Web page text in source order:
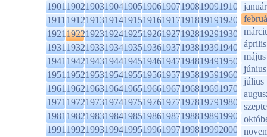
1901190219031904190519061907190819091910
1911191219131914191519161917191819191920
1921192219231924192519261927192819291930
1931193219331934193519361937193819391940
1941194219431944194519461947194819491950
1951195219531954195519561957195819591960
1961196219631964196519661967196819691970
1971197219731974197519761977197819791980
1981198219831984198519861987198819891990
1991199219931994199519961997199819992000
január
április
május
június
július